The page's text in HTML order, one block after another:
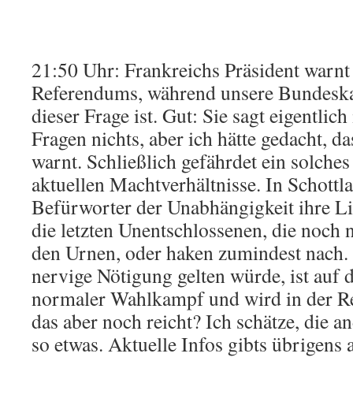
21:50 Uhr: Frankreichs Präsident
Referendums, während unsere
dieser Frage ist. Gut: Sie sagt
Fragen nichts, aber ich hätte gedacht,
warnt. Schließlich gefährdet ein
aktuellen Machtverhältnisse. In
Befürworter der Unabhängigkeit ihre
die letzten Unentschlossenen, die noch
den Urnen, oder haken zumindest
nervige Nötigung gelten würde, ist auf
normaler Wahlkampf und wird in der
das aber noch reicht? Ich schätze, die
so etwas. Aktuelle Infos gibts übrigens